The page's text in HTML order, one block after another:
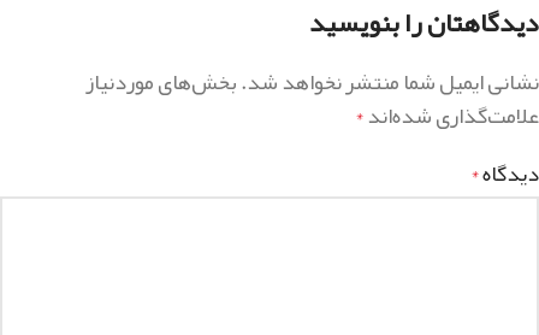
دیدگاهتان را بنویسید
نشانی ایمیل شما منتشر نخواهد شد.بخش‌های موردنیاز
علامت‌گذاری شده‌اند*
دیدگاه*